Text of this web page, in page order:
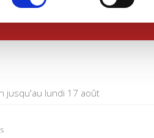
jusqu'au lundi 17 août